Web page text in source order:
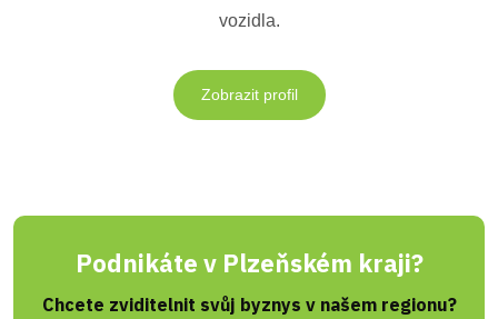
vozidla.
Zobrazit profil
Podnikáte v Plzeňském kraji?
Chcete zviditelnit svůj byznys v našem regionu?